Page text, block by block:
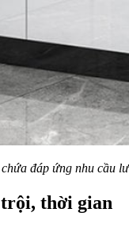
đáp ứng nhu cầu
thời gian